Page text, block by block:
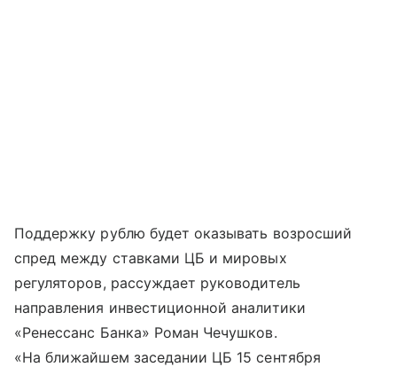
Поддержку рублю будет оказывать возросший
спред между ставками ЦБ и мировых
регуляторов, рассуждает руководитель
направления инвестиционной аналитики
«Ренессанс Банка» Роман Чечушков.
«На ближайшем заседании ЦБ 15 сентября